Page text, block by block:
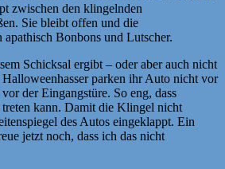
zwischen den klingelnden
Sie bleibt offen und die
Bonbons und Lutscher.
Schicksal ergibt – oder aber auch nicht
parken ihr Auto nicht vor
der Eingangstüre. So eng, dass
kann. Damit die Klingel nicht
des Autos eingeklappt. Ein
jetzt noch, dass ich das nicht